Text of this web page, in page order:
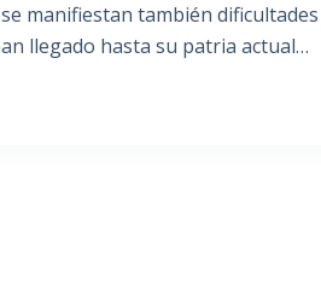
manifiestan también
llegado hasta su patria actual…